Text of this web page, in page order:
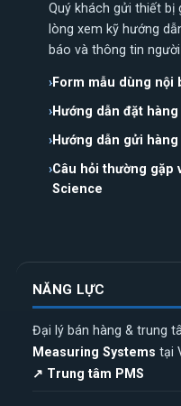
Quý khách gửi thiết bị
lòng xem kỹ hướng
báo và thông tin
Form mẫu dùng nội
Hướng dẫn đặt hàng
Hướng dẫn gửi hàng
Câu hỏi thường gặp
Science
NĂNG LỰC
Đại lý bán hàng & trung
Measuring Systems tại
↗ Trung tâm PMS